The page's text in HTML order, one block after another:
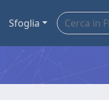
Sfoglia